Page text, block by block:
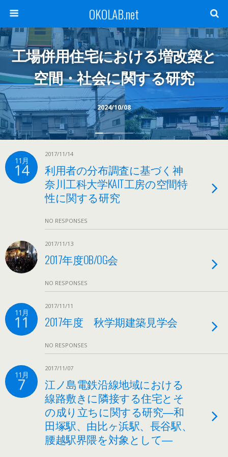
OKOLAB.net
2024/10/08
工場併用住宅における増改築と
空間・社会に関する研究
11月
14
2017/11/14
利用者の分布調査に基づく神
奈川工科大学KAIT工房の空間特
性に関する研究
NO RESPONSES
2017/11/13
2017年度OB/OG会
NO RESPONSES
11月
11
2017/11/11
2017年度 秋学期建築見学会
NO RESPONSES
11月
7
2017/11/07
江ノ島電鉄沿線地域における
線路敷きに隣接する住宅とそ
の成り立ちに関する研究―和
田塚駅、由比ヶ浜駅、長谷駅、
腰越駅界隈を対象として―